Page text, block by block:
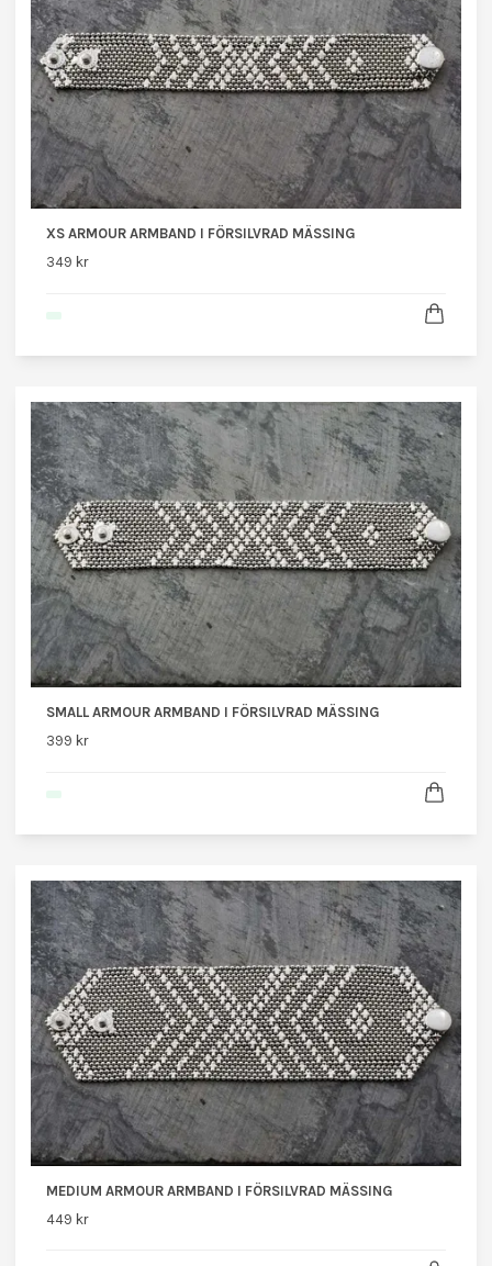
XS ARMOUR ARMBAND I FÖRSILVRAD MÄSSING
349 kr
SMALL ARMOUR ARMBAND I FÖRSILVRAD MÄSSING
399 kr
MEDIUM ARMOUR ARMBAND I FÖRSILVRAD MÄSSING
449 kr